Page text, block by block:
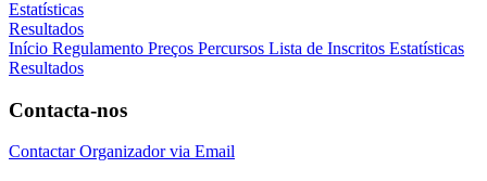
Estatísticas
Resultados
Início Regulamento Preços Percursos Lista de Inscritos Estatísticas
Resultados
Contacta-nos
Contactar Organizador via Email